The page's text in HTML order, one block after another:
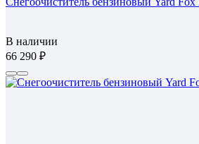
В наличии
66 290